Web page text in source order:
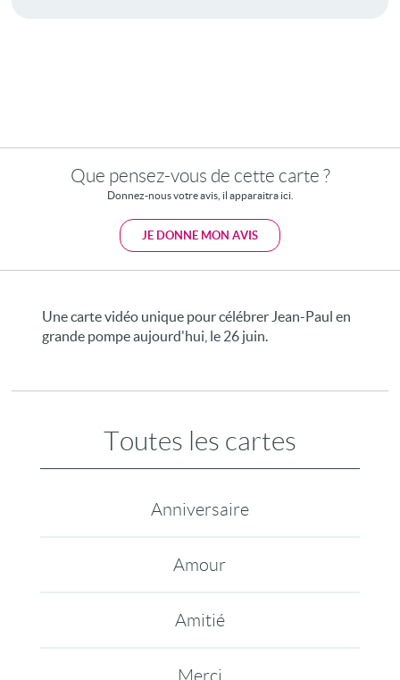
Que pensez-vous de cette carte ?
Donnez-nous votre avis, il apparaitra ici.
JE DONNE MON AVIS
Une carte vidéo unique pour célébrer Jean-Paul en
grande pompe aujourd'hui, le 26 juin.
Toutes les cartes
Anniversaire
Amour
Amitié
Merci